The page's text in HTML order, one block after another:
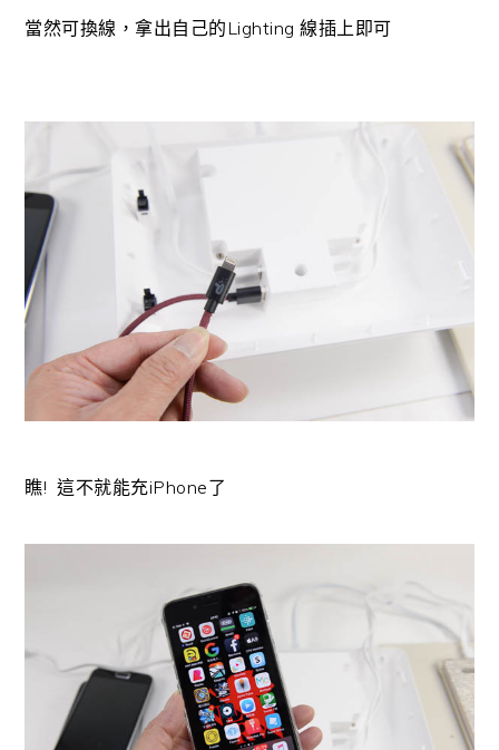
當然可換線，拿出自己的Lighting 線插上即可
瞧! 這不就能充iPhone了